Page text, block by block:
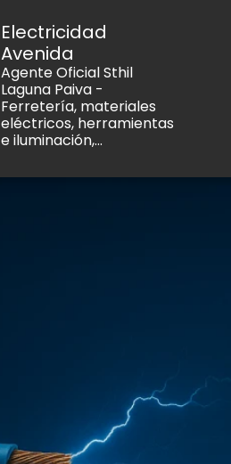
Electricidad
Avenida
Agente Oficial Sthil
Laguna Paiva -
Ferretería, materiales
eléctricos, herramientas
e iluminación,...